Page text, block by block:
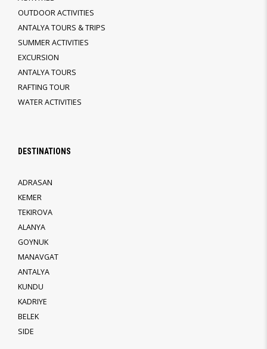
OUTDOOR ACTIVITIES
ANTALYA TOURS & TRIPS
SUMMER ACTIVITIES
EXCURSION
ANTALYA TOURS
RAFTING TOUR
WATER ACTIVITIES
DESTINATIONS
ADRASAN
KEMER
TEKIROVA
ALANYA
GOYNUK
MANAVGAT
ANTALYA
KUNDU
KADRIYE
BELEK
SIDE